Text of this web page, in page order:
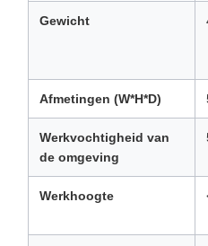
Gewicht
Afmetingen (W*H*D)
Werkvochtigheid van
de omgeving
Werkhoogte